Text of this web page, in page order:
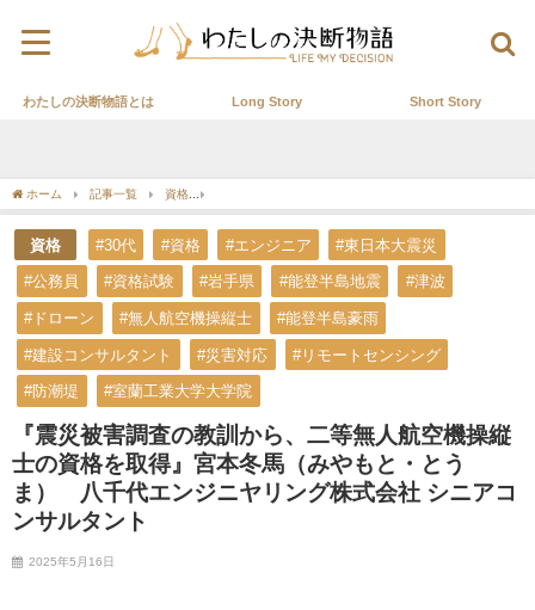
わたしの決断物語とは Long Story Short Story
ホーム 記事一覧 資格
資格 #30代 #資格 #エンジニア #東日本大震災
#公務員 #資格試験 #岩手県 #能登半島地震 #津波
#ドローン #無人航空機操縦士 #能登半島豪雨
#建設コンサルタント #災害対応 #リモートセンシング
#防潮堤 #室蘭工業大学大学院
『震災被害調査の教訓から、二等無人航空機操縦
士の資格を取得』宮本冬馬（みやもと・とう
ま） 八千代エンジニヤリング株式会社 シニアコ
ンサルタント
2025年5月16日